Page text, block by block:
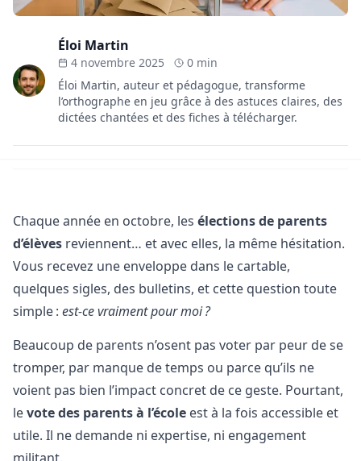
Éloi Martin
4 novembre 2025
0 min
Éloi Martin, auteur et pédagogue, transforme
l’orthographe en jeu grâce à des astuces claires, des
dictées chantées et des fiches à télécharger.
Chaque année en octobre, les élections de parents
d’élèves reviennent… et avec elles, la même hésitation.
Vous recevez une enveloppe dans le cartable,
quelques sigles, des bulletins, et cette question toute
simple : est-ce vraiment pour moi ?
Beaucoup de parents n’osent pas voter par peur de se
tromper, par manque de temps ou parce qu’ils ne
voient pas bien l’impact concret de ce geste. Pourtant,
levote des parents à l’école est à la fois accessible et
utile. Il ne demande ni expertise, ni engagement